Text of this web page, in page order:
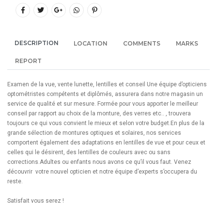
DESCRIPTION LOCATION COMMENTS MARKS
REPORT
Examen de la vue, vente lunette, lentilles et conseil Une équipe d’opticiens
optométristes compétents et diplômés, assurera dans notre magasin un
service de qualité et sur mesure. Formée pour vous apporter le meilleur
conseil par rapport au choix de la monture, des verres etc.. , trouvera
toujours ce qui vous convient le mieux et selon votre budget.En plus de la
grande sélection de montures optiques et solaires, nos services
comportent également des adaptations en lentilles de vue et pour ceux et
celles qui le désirent, des lentilles de couleurs avec ou sans
corrections.Adultes ou enfants nous avons ce qu’il vous faut. Venez
découvrir votre nouvel opticien et notre équipe d’experts s’occupera du
reste.
Satisfait vous serez !